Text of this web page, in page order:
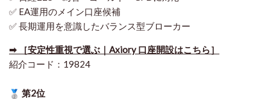
✅ EA運用のメイン口座候補
✅ 長期運用を意識したバランス型ブローカー
➡ ［安定性重視で選ぶ｜Axiory 口座開設はこちら］
紹介コード：19824
第2位